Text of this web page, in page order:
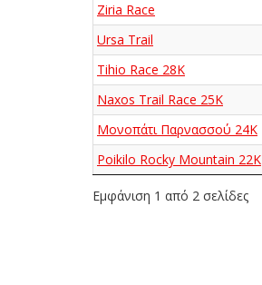
Ziria Race
Ursa Trail
Tihio Race 28K
Naxos Trail Race 25K
Μονοπάτι Παρνασσού 24K
Poikilo Rocky Mountain 22K
Εμφάνιση 1 από 2 σελίδες